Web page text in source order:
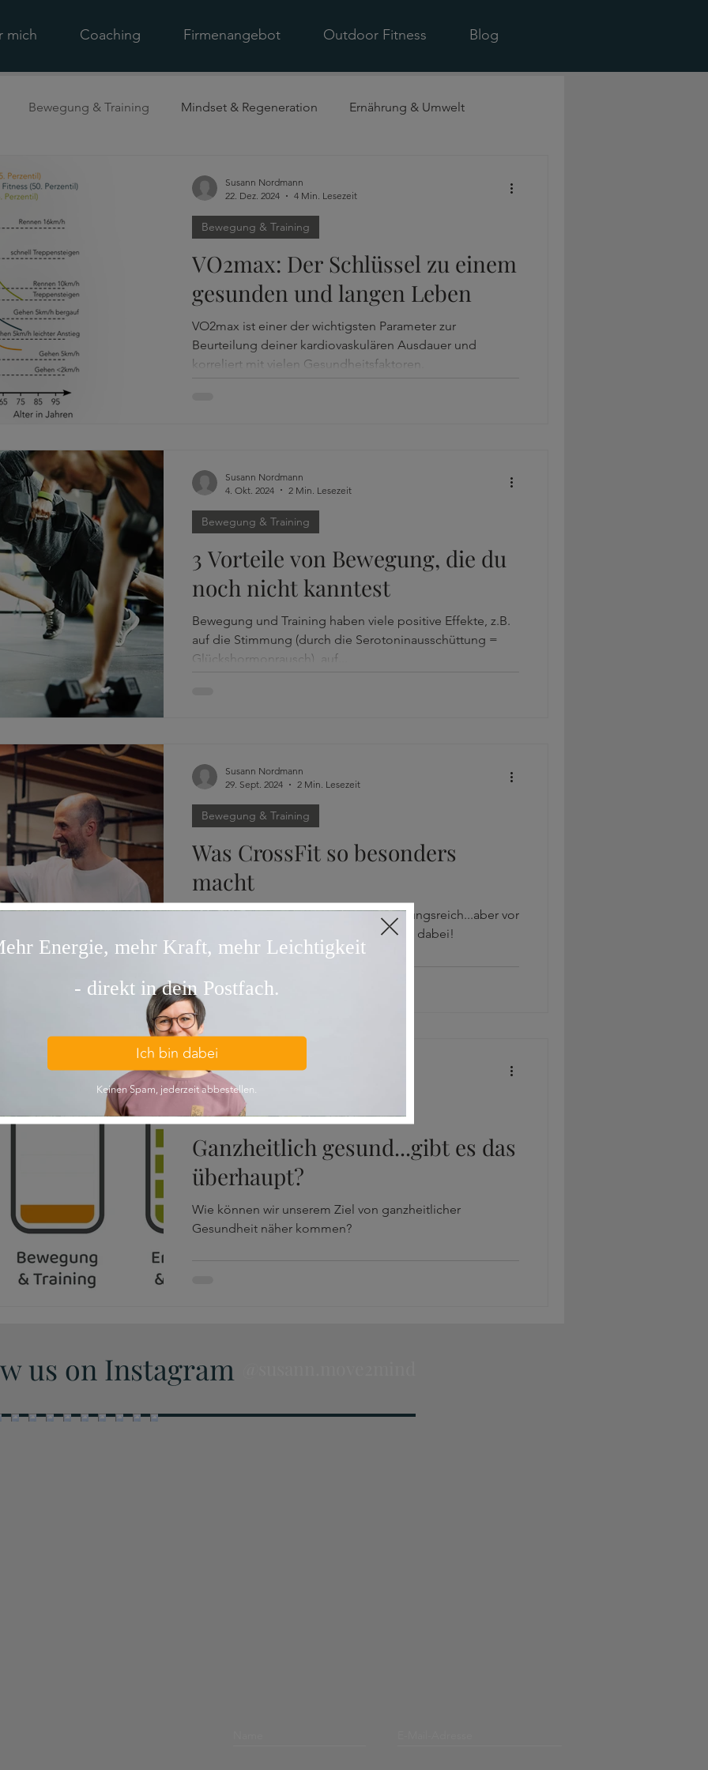
mich Coaching Firmenangebot Outdoor Fitness Blog
Bewegung & Training Mindset & Regeneration Ernährung & Umwelt
VO2max: Der Schlüssel zu einem
gesunden und langen Leben
VO2max ist einer der wichtigsten Parameter zur
Beurteilung deiner kardiovaskulären Ausdauer und
korreliert mit vielen Gesundheitsfaktoren.
Bewegung & Training
Susann Nordmann
22. Dez. 2024
4 Min. Lesezeit
3 Vorteile von Bewegung, die du
noch nicht kanntest
Bewegung und Training haben viele positive Effekte, z.B.
auf die Stimmung (durch die Serotoninausschüttung =
Glückshormonrausch), auf...
Bewegung & Training
Susann Nordmann
4. Okt. 2024
2 Min. Lesezeit
Was CrossFit so besonders
macht
Crossfit ist allumfassend und abwechslungsreich...aber vor
allem steht Gemeinschaft ganz vorn mit dabei!
Bewegung & Training
Susann Nordmann
29. Sept. 2024
2 Min. Lesezeit
Ganzheitlich gesund...gibt es das
überhaupt?
Wie können wir unserem Ziel von ganzheitlicher
Gesundheit näher kommen?
Ernährung & Umwelt
22. Sept. 2024
us on Instagram